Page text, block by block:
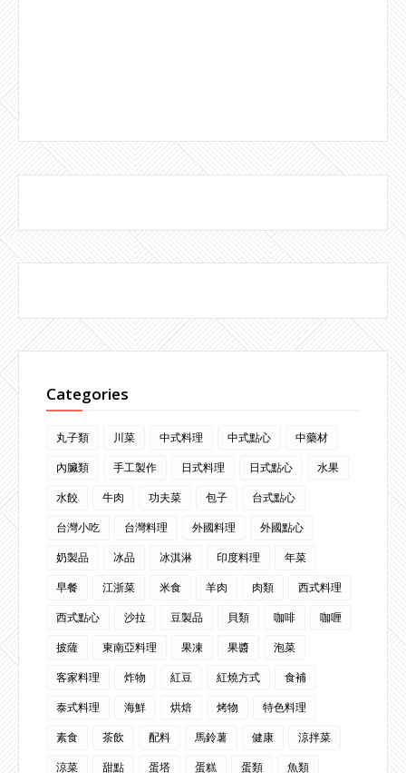
Categories
丸子類 川菜 中式料理 中式點心
中藥材
內臟類
手工製作 日式料理 日式點心
水果
水餃
牛肉 功夫菜 包子
台式點心
台灣小吃
台灣料理 外國料理
外國點心
奶製品
冰品 冰淇淋 印度料理
年菜
早餐
江浙菜 米食 羊肉 肉類
西式料理
西式點心
沙拉 豆製品 貝類 咖啡
咖喱
披薩
東南亞料理 果凍 果醬
泡菜
客家料理
炸物 紅豆 紅燒方式
食補
泰式料理
海鮮 烘焙 烤物
特色料理
素食
茶飲 配料 馬鈴薯 健康
涼拌菜
涼菜
甜點 蛋塔 蛋糕 蛋類 魚類